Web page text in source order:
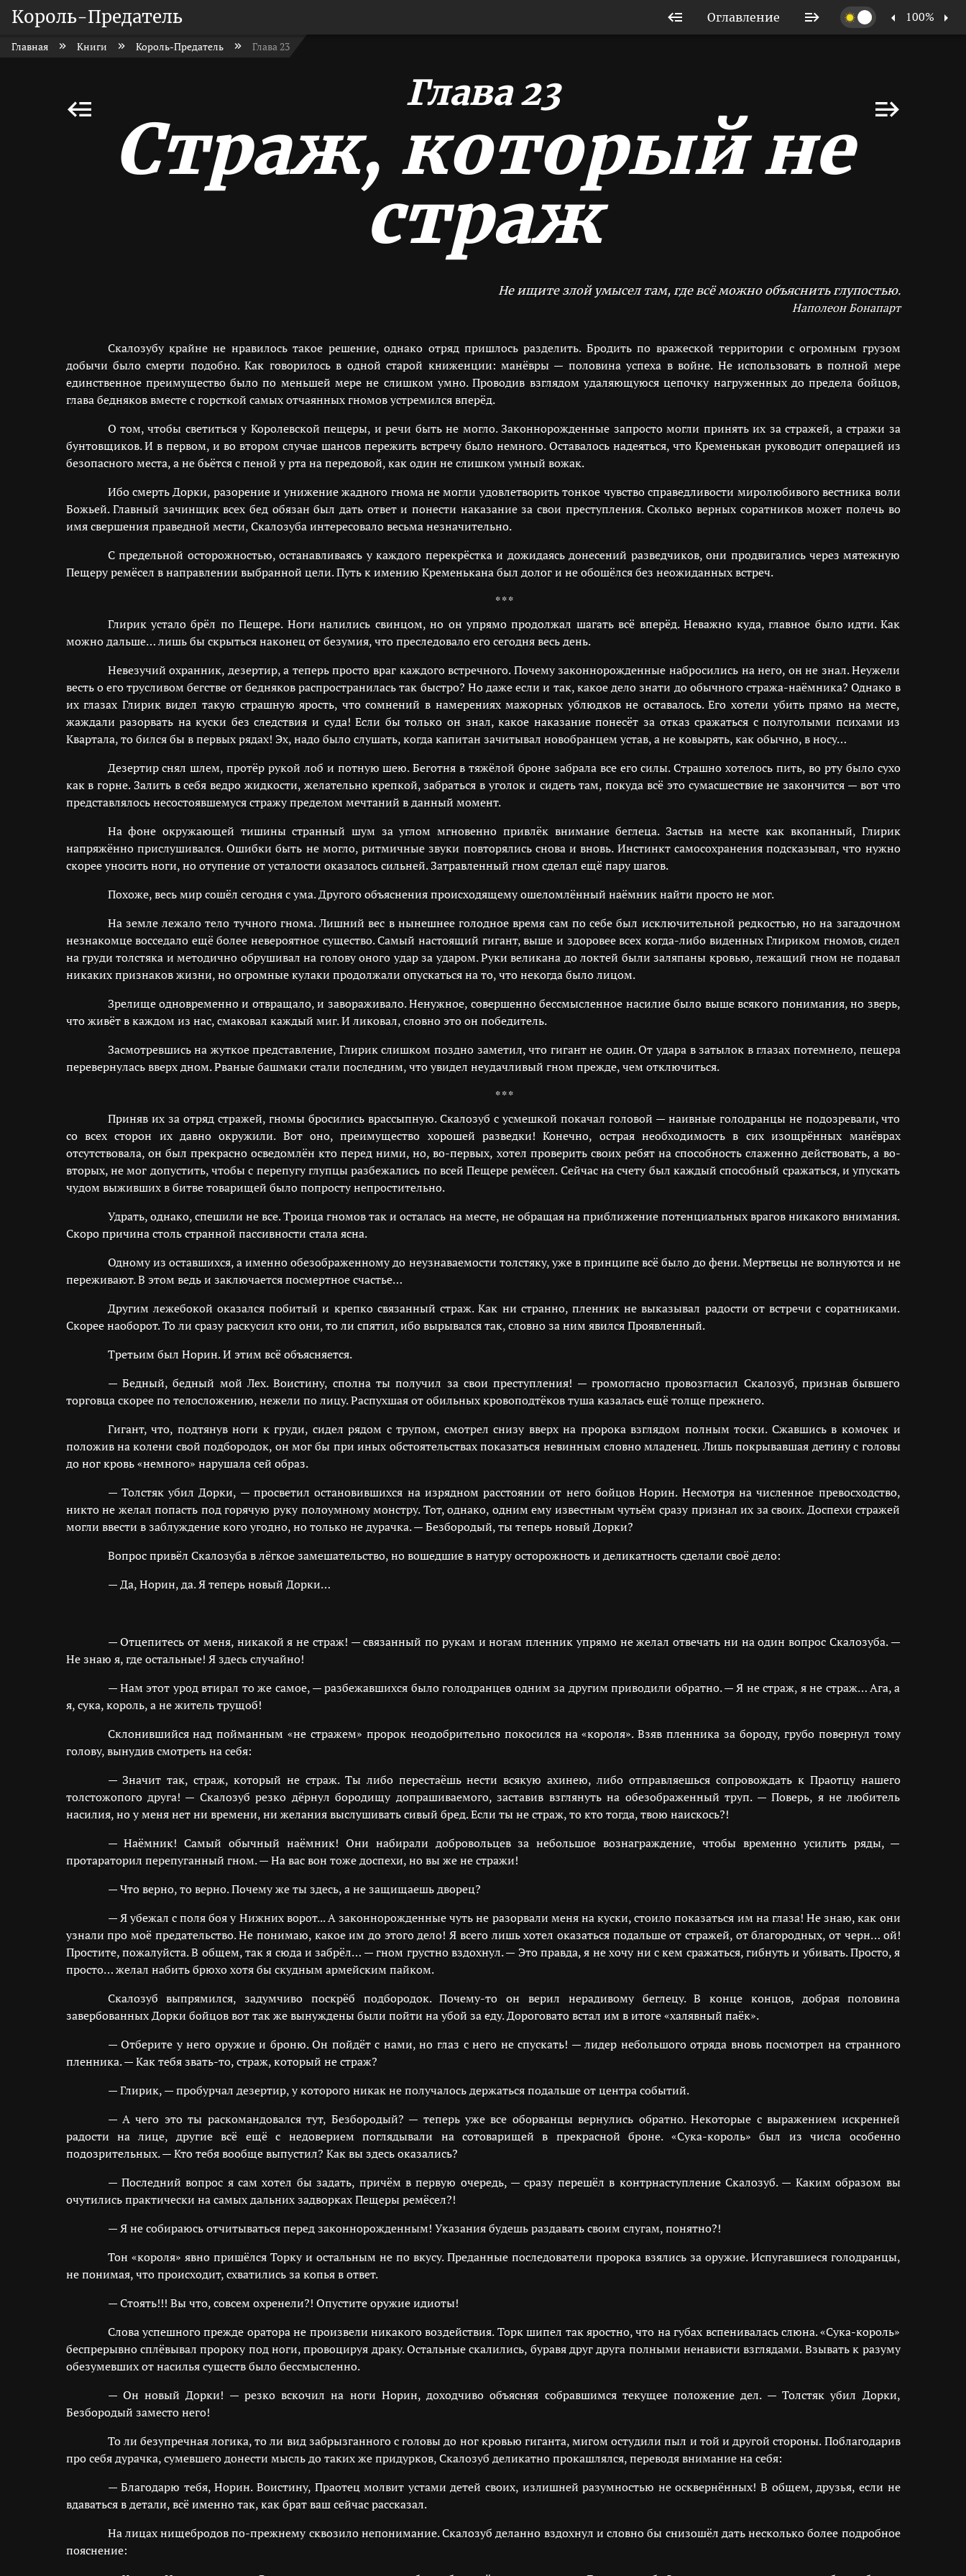
Король-Предатель Оглавление 100%
Главная Книги Король-Предатель Глава 23
Глава 23
Страж, который не
страж
Не ищите злой умысел там, где всё можно объяснить глупостью.
Наполеон Бонапарт
Скалозубу крайне не нравилось такое решение, однако отряд пришлось разделить. Бродить по вражеской территории с огромным грузом
добычи было смерти подобно. Как говорилось в одной старой книженции: манёвры — половина успеха в войне. Не использовать в полной мере
единственное преимущество было по меньшей мере не слишком умно. Проводив взглядом удаляющуюся цепочку нагруженных до предела бойцов,
глава бедняков вместе с горсткой самых отчаянных гномов устремился вперёд.
О том, чтобы светиться у Королевской пещеры, и речи быть не могло. Законнорожденные запросто могли принять их за стражей, а стражи за
бунтовщиков. И в первом, и во втором случае шансов пережить встречу было немного. Оставалось надеяться, что Кременькан руководит операцией из
безопасного места, а не бьётся с пеной у рта на передовой, как один не слишком умный вожак.
Ибо смерть Дорки, разорение и унижение жадного гнома не могли удовлетворить тонкое чувство справедливости миролюбивого вестника воли
Божьей. Главный зачинщик всех бед обязан был дать ответ и понести наказание за свои преступления. Сколько верных соратников может полечь во
имя свершения праведной мести, Скалозуба интересовало весьма незначительно.
С предельной осторожностью, останавливаясь у каждого перекрёстка и дожидаясь донесений разведчиков, они продвигались через мятежную
Пещеру ремёсел в направлении выбранной цели. Путь к имению Кременькана был долог и не обошёлся без неожиданных встреч.
* * *
Глирик устало брёл по Пещере. Ноги налились свинцом, но он упрямо продолжал шагать всё вперёд. Неважно куда, главное было идти. Как
можно дальше… лишь бы скрыться наконец от безумия, что преследовало его сегодня весь день.
Невезучий охранник, дезертир, а теперь просто враг каждого встречного. Почему законнорожденные набросились на него, он не знал. Неужели
весть о его трусливом бегстве от бедняков распространилась так быстро? Но даже если и так, какое дело знати до обычного стража-наёмника? Однако в
их глазах Глирик видел такую страшную ярость, что сомнений в намерениях мажорных ублюдков не оставалось. Его хотели убить прямо на месте,
жаждали разорвать на куски без следствия и суда! Если бы только он знал, какое наказание понесёт за отказ сражаться с полуголыми психами из
Квартала, то бился бы в первых рядах! Эх, надо было слушать, когда капитан зачитывал новобранцем устав, а не ковырять, как обычно, в носу…
Дезертир снял шлем, протёр рукой лоб и потную шею. Беготня в тяжёлой броне забрала все его силы. Страшно хотелось пить, во рту было сухо
как в горне. Залить в себя ведро жидкости, желательно крепкой, забраться в уголок и сидеть там, покуда всё это сумасшествие не закончится — вот что
представлялось несостоявшемуся стражу пределом мечтаний в данный момент.
На фоне окружающей тишины странный шум за углом мгновенно привлёк внимание беглеца. Застыв на месте как вкопанный, Глирик
напряжённо прислушивался. Ошибки быть не могло, ритмичные звуки повторялись снова и вновь. Инстинкт самосохранения подсказывал, что нужно
скорее уносить ноги, но отупение от усталости оказалось сильней. Затравленный гном сделал ещё пару шагов.
Похоже, весь мир сошёл сегодня с ума. Другого объяснения происходящему ошеломлённый наёмник найти просто не мог.
На земле лежало тело тучного гнома. Лишний вес в нынешнее голодное время сам по себе был исключительной редкостью, но на загадочном
незнакомце восседало ещё более невероятное существо. Самый настоящий гигант, выше и здоровее всех когда-либо виденных Глириком гномов, сидел
на груди толстяка и методично обрушивал на голову оного удар за ударом. Руки великана до локтей были заляпаны кровью, лежащий гном не подавал
никаких признаков жизни, но огромные кулаки продолжали опускаться на то, что некогда было лицом.
Зрелище одновременно и отвращало, и завораживало. Ненужное, совершенно бессмысленное насилие было выше всякого понимания, но зверь,
что живёт в каждом из нас, смаковал каждый миг. И ликовал, словно это он победитель.
Засмотревшись на жуткое представление, Глирик слишком поздно заметил, что гигант не один. От удара в затылок в глазах потемнело, пещера
перевернулась вверх дном. Рваные башмаки стали последним, что увидел неудачливый гном прежде, чем отключиться.
* * *
Приняв их за отряд стражей, гномы бросились врассыпную. Скалозуб с усмешкой покачал головой — наивные голодранцы не подозревали, что
со всех сторон их давно окружили. Вот оно, преимущество хорошей разведки! Конечно, острая необходимость в сих изощрённых манёврах
отсутствовала, он был прекрасно осведомлён кто перед ними, но, во-первых, хотел проверить своих ребят на способность слаженно действовать, а во-
вторых, не мог допустить, чтобы с перепугу глупцы разбежались по всей Пещере ремёсел. Сейчас на счету был каждый способный сражаться, и упускать
чудом выживших в битве товарищей было попросту непростительно.
Удрать, однако, спешили не все. Троица гномов так и осталась на месте, не обращая на приближение потенциальных врагов никакого внимания.
Скоро причина столь странной пассивности стала ясна.
Одному из оставшихся, а именно обезображенному до неузнаваемости толстяку, уже в принципе всё было до фени. Мертвецы не волнуются и не
переживают. В этом ведь и заключается посмертное счастье…
Другим лежебокой оказался побитый и крепко связанный страж. Как ни странно, пленник не выказывал радости от встречи с соратниками.
Скорее наоборот. То ли сразу раскусил кто они, то ли спятил, ибо вырывался так, словно за ним явился Проявленный.
Третьим был Норин. И этим всё объясняется.
— Бедный, бедный мой Лех. Воистину, сполна ты получил за свои преступления! — громогласно провозгласил Скалозуб, признав бывшего
торговца скорее по телосложению, нежели по лицу. Распухшая от обильных кровоподтёков туша казалась ещё толще прежнего.
Гигант, что, подтянув ноги к груди, сидел рядом с трупом, смотрел снизу вверх на пророка взглядом полным тоски. Сжавшись в комочек и
положив на колени свой подбородок, он мог бы при иных обстоятельствах показаться невинным словно младенец. Лишь покрывавшая детину с головы
до ног кровь «немного» нарушала сей образ.
— Толстяк убил Дорки, — просветил остановившихся на изрядном расстоянии от него бойцов Норин. Несмотря на численное превосходство,
никто не желал попасть под горячую руку полоумному монстру. Тот, однако, одним ему известным чутьём сразу признал их за своих. Доспехи стражей
могли ввести в заблуждение кого угодно, но только не дурачка. — Безбородый, ты теперь новый Дорки?
Вопрос привёл Скалозуба в лёгкое замешательство, но вошедшие в натуру осторожность и деликатность сделали своё дело:
— Да, Норин, да. Я теперь новый Дорки…
— Отцепитесь от меня, никакой я не страж! — связанный по рукам и ногам пленник упрямо не желал отвечать ни на один вопрос Скалозуба. —
Не знаю я, где остальные! Я здесь случайно!
— Нам этот урод втирал то же самое, — разбежавшихся было голодранцев одним за другим приводили обратно. — Я не страж, я не страж… Ага, а
я, сука, король, а не житель трущоб!
Склонившийся над пойманным «не стражем» пророк неодобрительно покосился на «короля». Взяв пленника за бороду, грубо повернул тому
голову, вынудив смотреть на себя:
— Значит так, страж, который не страж. Ты либо перестаёшь нести всякую ахинею, либо отправляешься сопровождать к Праотцу нашего
толстожопого друга! — Скалозуб резко дёрнул бородищу допрашиваемого, заставив взглянуть на обезображенный труп. — Поверь, я не любитель
насилия, но у меня нет ни времени, ни желания выслушивать сивый бред. Если ты не страж, то кто тогда, твою наискось?!
— Наёмник! Самый обычный наёмник! Они набирали добровольцев за небольшое вознаграждение, чтобы временно усилить ряды, —
протараторил перепуганный гном. — На вас вон тоже доспехи, но вы же не стражи!
— Что верно, то верно. Почему же ты здесь, а не защищаешь дворец?
— Я убежал с поля боя у Нижних ворот... А законнорожденные чуть не разорвали меня на куски, стоило показаться им на глаза! Не знаю, как они
узнали про моё предательство. Не понимаю, какое им до этого дело! Я всего лишь хотел оказаться подальше от стражей, от благородных, от черн… ой!
Простите, пожалуйста. В общем, так я сюда и забрёл… — гном грустно вздохнул. — Это правда, я не хочу ни с кем сражаться, гибнуть и убивать. Просто, я
просто… желал набить брюхо хотя бы скудным армейским пайком.
Скалозуб выпрямился, задумчиво поскрёб подбородок. Почему-то он верил нерадивому беглецу. В конце концов, добрая половина
завербованных Дорки бойцов вот так же вынуждены были пойти на убой за еду. Дороговато встал им в итоге «халявный паёк».
— Отберите у него оружие и броню. Он пойдёт с нами, но глаз с него не спускать! — лидер небольшого отряда вновь посмотрел на странного
пленника. — Как тебя звать-то, страж, который не страж?
— Глирик, — пробурчал дезертир, у которого никак не получалось держаться подальше от центра событий.
— А чего это ты раскомандовался тут, Безбородый? — теперь уже все оборванцы вернулись обратно. Некоторые с выражением искренней
радости на лице, другие всё ещё с недоверием поглядывали на сотоварищей в прекрасной броне. «Сука-король» был из числа особенно
подозрительных. — Кто тебя вообще выпустил? Как вы здесь оказались?
— Последний вопрос я сам хотел бы задать, причём в первую очередь, — сразу перешёл в контрнаступление Скалозуб. — Каким образом вы
очутились практически на самых дальних задворках Пещеры ремёсел?!
— Я не собираюсь отчитываться перед законнорожденным! Указания будешь раздавать своим слугам, понятно?!
Тон «короля» явно пришёлся Торку и остальным не по вкусу. Преданные последователи пророка взялись за оружие. Испугавшиеся голодранцы,
не понимая, что происходит, схватились за копья в ответ.
— Стоять!!! Вы что, совсем охренели?! Опустите оружие идиоты!
Слова успешного прежде оратора не произвели никакого воздействия. Торк шипел так яростно, что на губах вспенивалась слюна. «Сука-король»
беспрерывно сплёвывал пророку под ноги, провоцируя драку. Остальные скалились, буравя друг друга полными ненависти взглядами. Взывать к разуму
обезумевших от насилья существ было бессмысленно.
— Он новый Дорки! — резко вскочил на ноги Норин, доходчиво объясняя собравшимся текущее положение дел. — Толстяк убил Дорки,
Безбородый заместо него!
То ли безупречная логика, то ли вид забрызганного с головы до ног кровью гиганта, мигом остудили пыл и той и другой стороны. Поблагодарив
про себя дурачка, сумевшего донести мысль до таких же придурков, Скалозуб деликатно прокашлялся, переводя внимание на себя:
— Благодарю тебя, Норин. Воистину, Праотец молвит устами детей своих, излишней разумностью не осквернённых! В общем, друзья, если не
вдаваться в детали, всё именно так, как брат ваш сейчас рассказал.
На лицах нищебродов по-прежнему сквозило непонимание. Скалозуб деланно вздохнул и словно бы снизошёл дать несколько более подробное
пояснение: